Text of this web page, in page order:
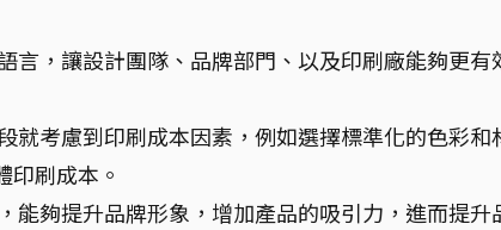
言，讓設計團隊、品牌部門、以及印刷廠能夠更有
就考慮到印刷成本因素，例如選擇標準化的色彩和
印刷成本。
能夠提升品牌形象，增加產品的吸引力，進而提升